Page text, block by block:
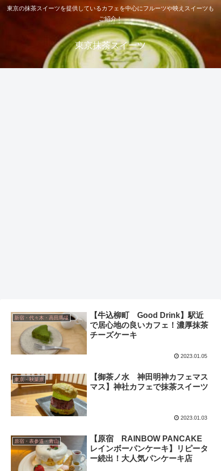
東京の抹茶スイーツを提供しているカフェを中心にフルーツや映えスイーツも
ご紹介！
東京抹茶スイーツ
新宿・代々木・高田馬場
【牛込柳町 Good Drink】駅近
で居心地の良いカフェ！濃厚抹茶
チーズケーキ
2023.01.05
東京・秋葉原
【御茶ノ水 神田明神カフェマス
マス】神社カフェで抹茶スイーツ
2023.01.03
原宿・表参道・青山
【原宿 RAINBOW PANCAKE
レインボーパンケーキ】リピータ
ー続出！大人気パンケーキ店